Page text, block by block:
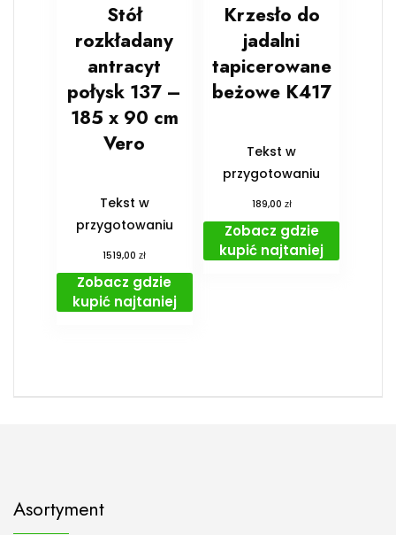
Stół
rozkładany
antracyt
połysk 137 –
185 x 90 cm
Vero
Tekst w
przygotowaniu
1519,00zł
Zobacz gdzie
kupić najtaniej
Krzesło do
jadalni
tapicerowane
beżowe K417
Tekst w
przygotowaniu
189,00 zł
Zobacz gdzie
kupić najtaniej
Asortyment